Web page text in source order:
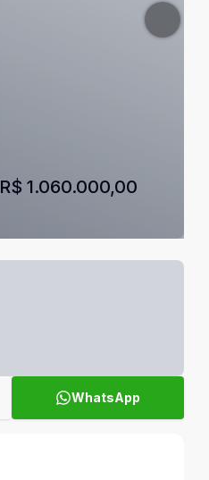
R$ 1.060.000,00
WhatsApp